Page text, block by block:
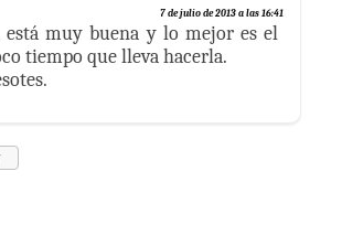
7 de julio de 2013 a las 16:41
está muy buena y lo mejor es el
tiempo que lleva hacerla.